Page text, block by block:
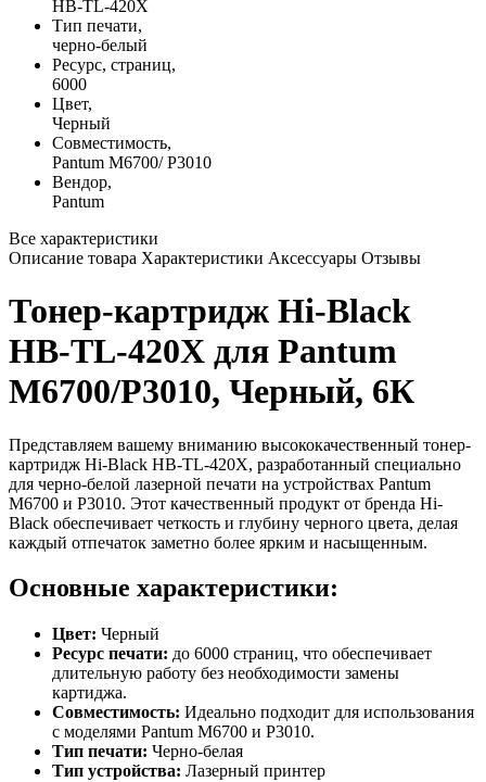
HB-TL-420X
Тип печати,
черно-белый
Ресурс, страниц,
6000
Цвет,
Черный
Совместимость,
Pantum M6700/ P3010
Вендор,
Pantum
Все характеристики
Описание товара Характеристики Аксессуары Отзывы
Тонер-картридж Hi-Black
HB-TL-420X для Pantum
M6700/P3010, Черный, 6К
Представляем вашему вниманию высококачественный тонер-
картридж Hi-Black HB-TL-420X, разработанный специально
для черно-белой лазерной печати на устройствах Pantum
M6700 и P3010. Этот качественный продукт от бренда Hi-
Black обеспечивает четкость и глубину черного цвета, делая
каждый отпечаток заметно более ярким и насыщенным.
Основные характеристики:
Цвет: Черный
Ресурс печати: до 6000 страниц, что обеспечивает
длительную работу без необходимости замены
картиджа.
Совместимость: Идеально подходит для использования
с моделями Pantum M6700 и P3010.
Тип печати: Черно-белая
Тип устройства: Лазерный принтер